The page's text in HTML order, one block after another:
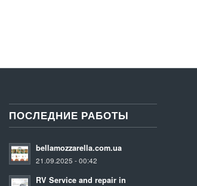
ПОСЛЕДНИЕ РАБОТЫ
bellamozzarella.com.ua
21.09.2025 - 00:42
RV Service and repair in